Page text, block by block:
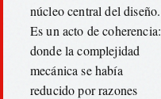
núcleo central del diseño.
Es un acto de coherencia:
donde la complejidad
mecánica se había
reducido por razones